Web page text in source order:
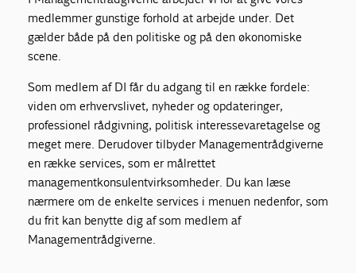
medlemmer gunstige forhold at arbejde under. Det
gælder både på den politiske og på den økonomiske
scene.
Som medlem af DI får du adgang til en række fordele:
viden om erhvervslivet, nyheder og opdateringer,
professionel rådgivning, politisk interessevaretagelse og
meget mere. Derudover tilbyder Managementrådgiverne
en række services, som er målrettet
managementkonsulentvirksomheder. Du kan læse
nærmere om de enkelte services i menuen nedenfor, som
du frit kan benytte dig af som medlem af
Managementrådgiverne.